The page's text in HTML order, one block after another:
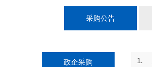
采购公告
政企采购 1.